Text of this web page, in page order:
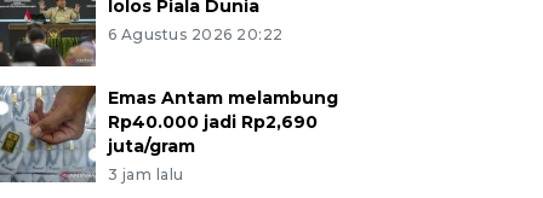
lolos Piala Dunia
6 Agustus 2026 20:22
Emas Antam melambung
Rp40.000 jadi Rp2,690
juta/gram
3 jam lalu